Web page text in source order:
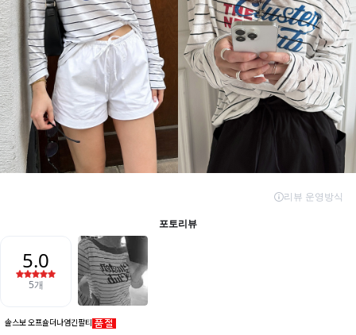
솔스보 오프숄더나염긴팔티